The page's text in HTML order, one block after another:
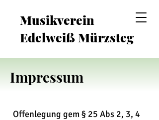
Musikverein
Edelweiß Mürzsteg
Impressum
Offenlegung gem § 25 Abs 2, 3, 4